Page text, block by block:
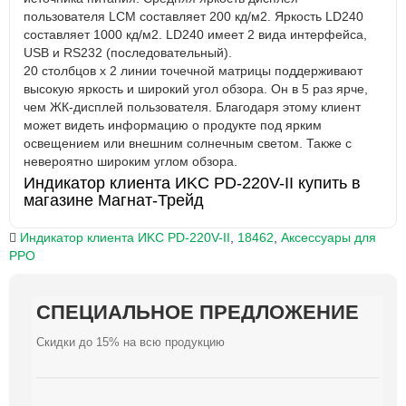
пользователя LCM составляет 200 кд/м2. Яркость LD240
составляет 1000 кд/м2. LD240 имеет 2 вида интерфейса,
USB и RS232 (последовательный).
20 столбцов х 2 линии точечной матрицы поддерживают
высокую яркость и широкий угол обзора. Он в 5 раз ярче,
чем ЖК-дисплей пользователя. Благодаря этому клиент
может видеть информацию о продукте под ярким
освещением или внешним солнечным светом. Также с
невероятно широким углом обзора.
Индикатор клиента ИKC PD-220V-II купить в
магазине Магнат-Трейд
Индикатор клиента ИKC PD-220V-II, 18462, Аксессуары для
РРО
СПЕЦИАЛЬНОЕ ПРЕДЛОЖЕНИЕ
Скидки до 15% на всю продукцию
СПЕЦИАЛЬНОЕ ПРЕДЛОЖЕНИЕ
Скидки до 15% на всю продукцию
СПЕЦИАЛЬНОЕ ПРЕДЛОЖЕНИЕ
Скидки до 15% на всю продукцию
СПЕЦИАЛЬНОЕ ПРЕДЛОЖЕНИЕ
Скидки до 15% на всю продукцию
СПЕЦИАЛЬНОЕ ПРЕДЛОЖЕНИЕ
Скидки до 15% на всю продукцию
СПЕЦИАЛЬНОЕ ПРЕДЛОЖЕНИЕ
Скидки до 15% на всю продукцию
СПЕЦИАЛЬНОЕ ПРЕДЛОЖЕНИЕ
Скидки до 15% на всю продукцию
СПЕЦИАЛЬНОЕ ПРЕДЛОЖЕНИЕ
Скидки до 15% на всю продукцию
СПЕЦИАЛЬНОЕ ПРЕДЛОЖЕНИЕ
Скидки до 15% на всю продукцию
СПЕЦИАЛЬНОЕ ПРЕДЛОЖЕНИЕ
Скидки до 15% на всю продукцию